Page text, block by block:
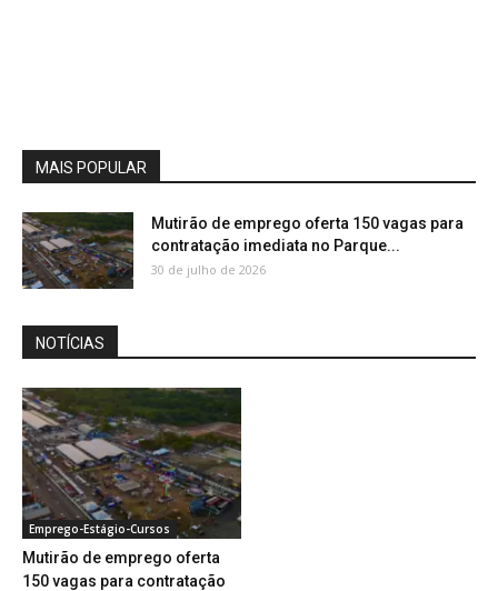
MAIS POPULAR
Mutirão de emprego oferta 150 vagas para
contratação imediata no Parque...
30 de julho de 2026
NOTÍCIAS
Emprego-Estágio-Cursos
Mutirão de emprego oferta
150 vagas para contratação